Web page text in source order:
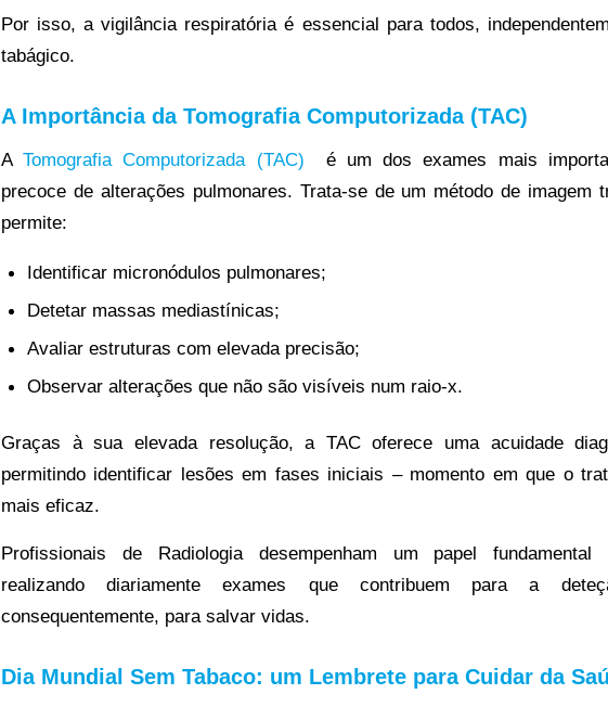
Por isso, a vigilância respiratória é essencial para todos,
tabágico.
A Importância da Tomografia Computorizada (TAC)
ATomografia Computorizada (TAC) é um dos exames mais
precoce de alterações pulmonares. Trata-se de um método de imagem
permite:
Identificar micronódulos pulmonares;
Detetar massas mediastínicas;
Avaliar estruturas com elevada precisão;
Observar alterações que não são visíveis num raio-x.
Graças à sua elevada resolução, a TAC oferece uma acuidade
permitindo identificar lesões em fases iniciais – momento em que o
mais eficaz.
Profissionais de Radiologia desempenham um papel fundamental
realizando diariamente exames que contribuem para a
consequentemente, para salvar vidas.
Dia Mundial Sem Tabaco: um Lembrete para Cuidar da